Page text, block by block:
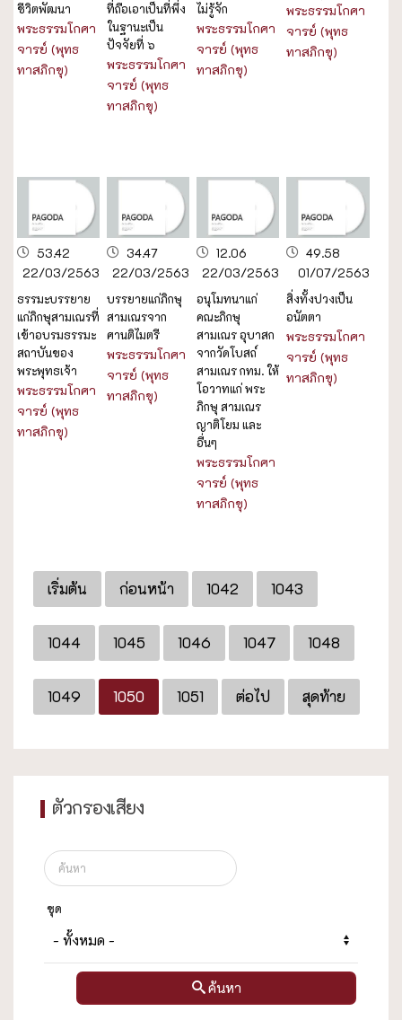
ชีวิตพัฒนา
พระธรรมโกศา
จารย์ (พุทธ
ทาสภิกขุ)
ที่ถือเอาเป็นที่พึ่ง
ในฐานะเป็น
ปัจจัยที่ ๖
พระธรรมโกศา
จารย์ (พุทธ
ทาสภิกขุ)
ไม่รู้จัก
พระธรรมโกศา
จารย์ (พุทธ
ทาสภิกขุ)
พระธรรมโกศา
จารย์ (พุทธ
ทาสภิกขุ)
53.42
22/03/2563
ธรรมะบรรยาย
แก่ภิกษุสามเณรที่
เข้าอบรมธรรมะ
สถาบันของ
พระพุทธเจ้า
พระธรรมโกศา
จารย์ (พุทธ
ทาสภิกขุ)
34.47
22/03/2563
บรรยายแก่ภิกษุ
สามเณรจาก
ศานติไมตรี
พระธรรมโกศา
จารย์ (พุทธ
ทาสภิกขุ)
12.06
22/03/2563
อนุโมทนาแก่
คณะภิกษุ
สามเณร อุบาสก
จากวัดโบสถ์
สามเณร กทม. ให้
โอวาทแก่ พระ
ภิกษุ สามเณร
ญาติโยม และ
อื่นๆ
พระธรรมโกศา
จารย์ (พุทธ
ทาสภิกขุ)
49.58
01/07/2563
สิ่งทั้งปวงเป็น
อนัตตา
พระธรรมโกศา
จารย์ (พุทธ
ทาสภิกขุ)
เริ่มต้น ก่อนหน้า 1042 1043
1044 1045 1046 1047 1048
1049 1050 1051 ต่อไป สุดท้าย
ตัวกรองเสียง
ชุด
ค้นหา